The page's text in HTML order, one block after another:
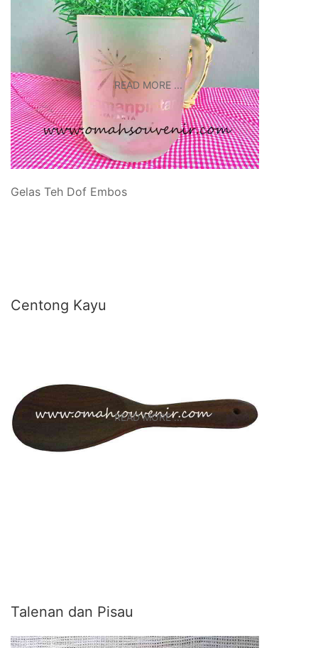
Gelas Teh Dof Embos
READ MORE ...
Centong Kayu
READ MORE ...
Talenan dan Pisau